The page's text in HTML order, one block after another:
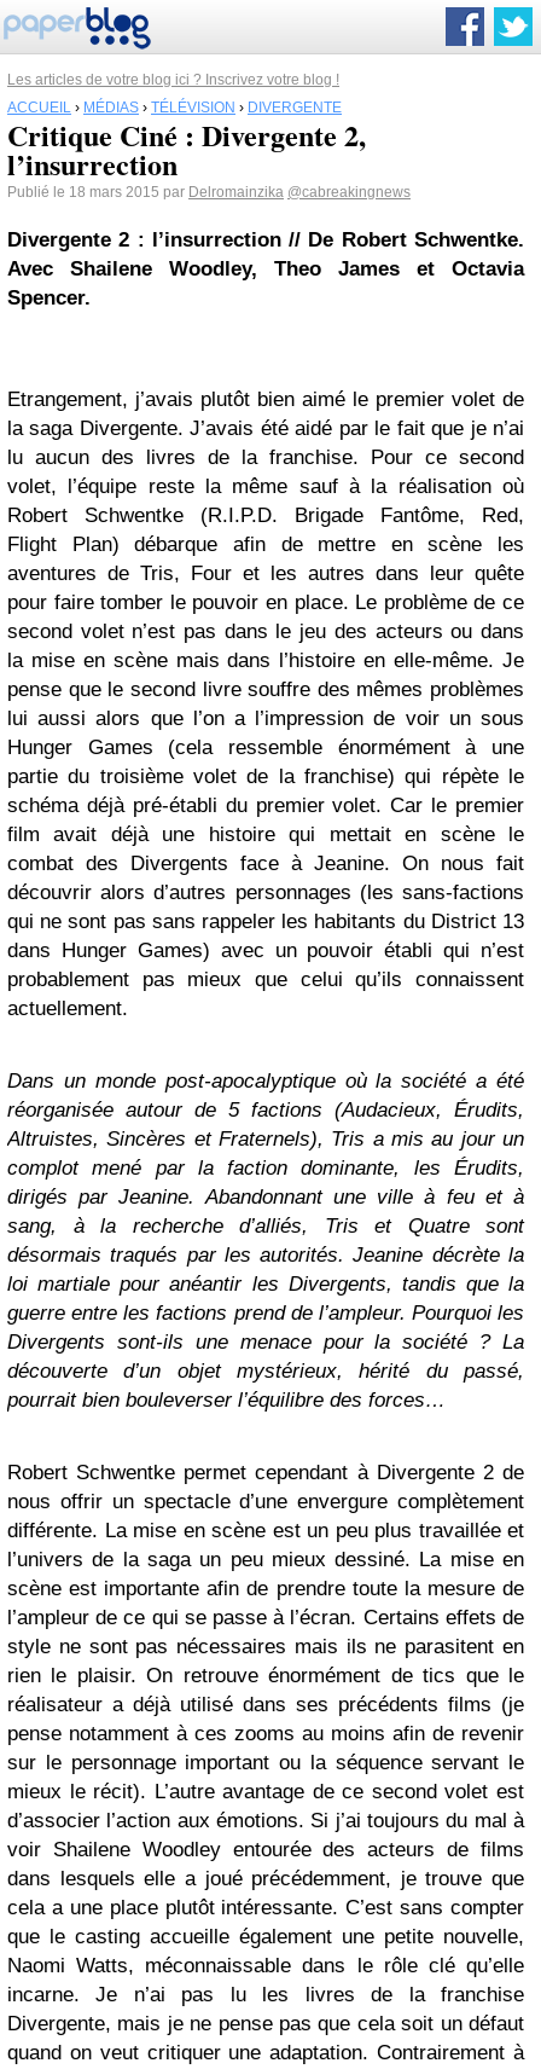
Les articles de votre blog ici ? Inscrivez votre blog !
ACCUEIL › MÉDIAS › TÉLÉVISION › DIVERGENTE
Critique Ciné : Divergente 2,
l’insurrection
Publié le 18 mars 2015 par Delromainzika @cabreakingnews
Divergente 2 : l’insurrection // De Robert Schwentke.
Avec Shailene Woodley, Theo James et Octavia
Spencer.
Etrangement, j’avais plutôt bien aimé le premier volet de
la saga Divergente. J’avais été aidé par le fait que je n’ai
lu aucun des livres de la franchise. Pour ce second
volet, l’équipe reste la même sauf à la réalisation où
Robert Schwentke (R.I.P.D. Brigade Fantôme, Red,
Flight Plan) débarque afin de mettre en scène les
aventures de Tris, Four et les autres dans leur quête
pour faire tomber le pouvoir en place. Le problème de ce
second volet n’est pas dans le jeu des acteurs ou dans
la mise en scène mais dans l’histoire en elle-même. Je
pense que le second livre souffre des mêmes problèmes
lui aussi alors que l’on a l’impression de voir un sous
Hunger Games (cela ressemble énormément à une
partie du troisième volet de la franchise) qui répète le
schéma déjà pré-établi du premier volet. Car le premier
film avait déjà une histoire qui mettait en scène le
combat des Divergents face à Jeanine. On nous fait
découvrir alors d’autres personnages (les sans-factions
qui ne sont pas sans rappeler les habitants du District 13
dans Hunger Games) avec un pouvoir établi qui n’est
probablement pas mieux que celui qu’ils connaissent
actuellement.
Dans un monde post-apocalyptique où la société a été
réorganisée autour de 5 factions (Audacieux, Érudits,
Altruistes, Sincères et Fraternels), Tris a mis au jour un
complot mené par la faction dominante, les Érudits,
dirigés par Jeanine. Abandonnant une ville à feu et à
sang, à la recherche d’alliés, Tris et Quatre sont
désormais traqués par les autorités. Jeanine décrète la
loi martiale pour anéantir les Divergents, tandis que la
guerre entre les factions prend de l’ampleur. Pourquoi les
Divergents sont-ils une menace pour la société ? La
découverte d’un objet mystérieux, hérité du passé,
pourrait bien bouleverser l’équilibre des forces…
Robert Schwentke permet cependant à Divergente 2 de
nous offrir un spectacle d’une envergure complètement
différente. La mise en scène est un peu plus travaillée et
l’univers de la saga un peu mieux dessiné. La mise en
scène est importante afin de prendre toute la mesure de
l’ampleur de ce qui se passe à l’écran. Certains effets de
style ne sont pas nécessaires mais ils ne parasitent en
rien le plaisir. On retrouve énormément de tics que le
réalisateur a déjà utilisé dans ses précédents films (je
pense notamment à ces zooms au moins afin de revenir
sur le personnage important ou la séquence servant le
mieux le récit). L’autre avantage de ce second volet est
d’associer l’action aux émotions. Si j’ai toujours du mal à
voir Shailene Woodley entourée des acteurs de films
dans lesquels elle a joué précédemment, je trouve que
cela a une place plutôt intéressante. C’est sans compter
que le casting accueille également une petite nouvelle,
Naomi Watts, méconnaissable dans le rôle clé qu’elle
incarne. Je n’ai pas lu les livres de la franchise
Divergente, mais je ne pense pas que cela soit un défaut
quand on veut critiquer une adaptation. Contrairement à